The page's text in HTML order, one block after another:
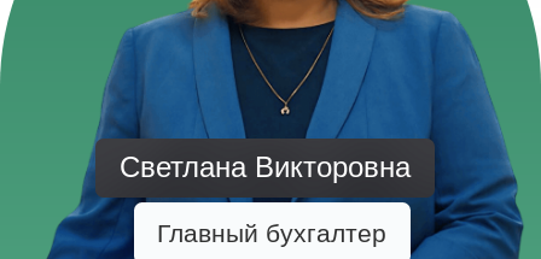
0 отказов-
при внесении в реестр ЦБ
Стоимостьоткрытия с
нуля и покупкиготовой